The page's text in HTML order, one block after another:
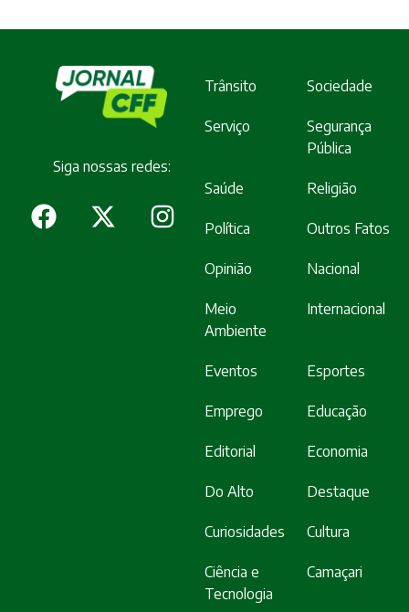
Siga nossas redes:
Trânsito Sociedade
Serviço
Segurança
Pública
Saúde Religião
Política Outros Fatos
Opinião Nacional
Meio
Ambiente
Internacional
Eventos Esportes
Emprego Educação
Editorial Economia
Do Alto Destaque
Curiosidades Cultura
Ciência e
Tecnologia
Camaçari